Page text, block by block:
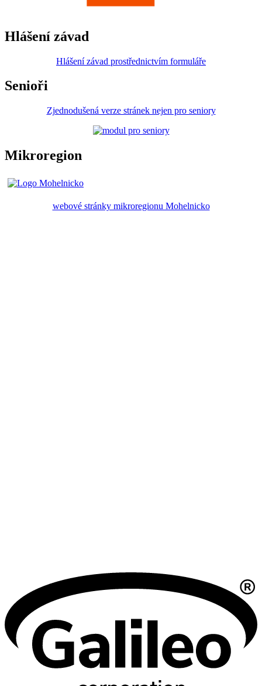
Hlášení závad
Hlášení závad prostřednictvím formuláře
Senioři
Zjednodušená verze stránek nejen pro seniory
Mikroregion
webové stránky mikroregionu Mohelnicko